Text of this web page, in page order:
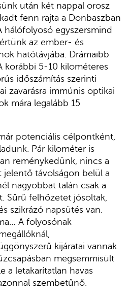
után két nappal orosz
fenn rajta a Donbaszban
hálófolyosó egyszersmind
az ember- és
hatótávjába. Drámaibb
korábbi 5-10 kilométeres
időszámítás szerinti
zavarásra immúnis optikai
mára legalább 15
potenciális célpontként,
Pár kilométer is
reménykedünk, nincs a
jelentő távolságon belül a
nagyobbat talán csak a
Sűrű felhőzetet jósoltak,
szikrázó napsütés van.
A folyosónak
kijáratai vannak.
megsemmisült
a letakarítatlan havas
szembetűnő.